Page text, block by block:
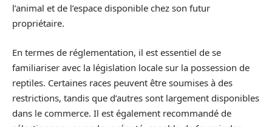
l’animal et de l’espace disponible chez son futur
propriétaire.
En termes de réglementation, il est essentiel de se
familiariser avec la législation locale sur la possession de
reptiles. Certaines races peuvent être soumises à des
restrictions, tandis que d’autres sont largement disponibles
dans le commerce. Il est également recommandé de